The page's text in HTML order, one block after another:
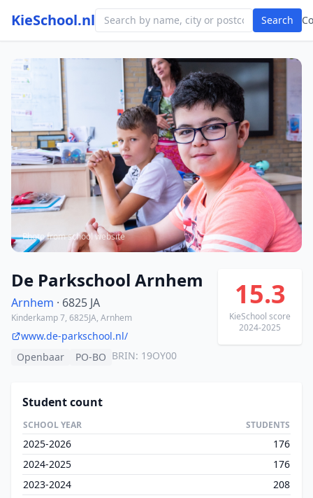
KieSchool.nl Search
Photo from school website
De Parkschool Arnhem
Arnhem · 6825 JA
Kinderkamp 7, 6825JA, Arnhem
www.de-parkschool.nl/
Openbaar
PO-BO BRIN: 19OY00
15.3
KieSchool score
2024-2025
Student count
SCHOOL YEAR STUDENTS
2025-2026
176
2024-2025
176
2023-2024
208